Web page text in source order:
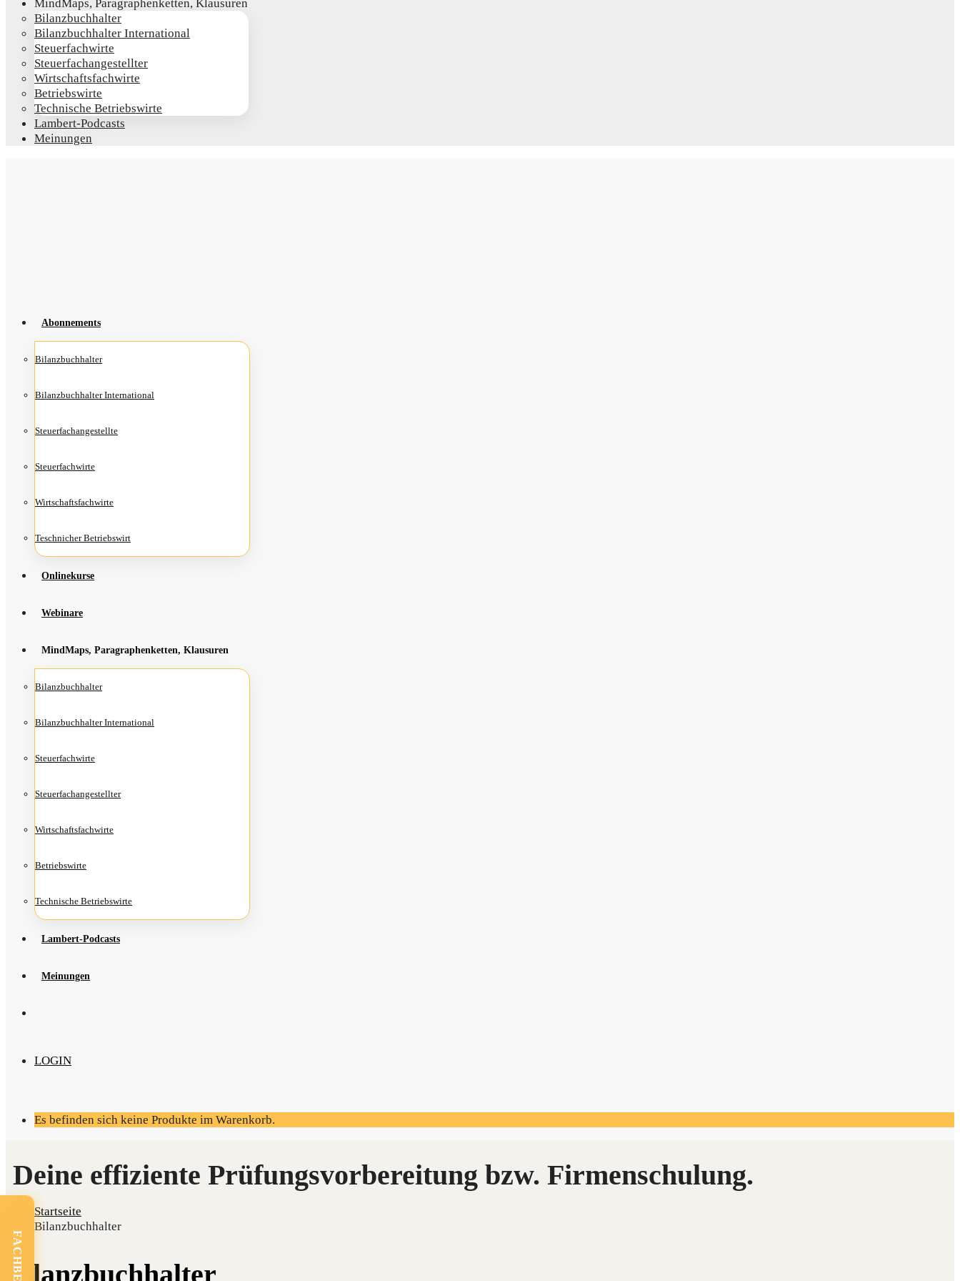
Mind­Maps, Para­gra­phen­ket­ten, Klausuren
Bilanz­buch­hal­ter
Bilanz­buch­hal­ter International
Steu­er­fach­wir­te
Steu­er­fach­an­ge­stell­ter
Wirt­schafts­fach­wir­te
Betriebs­wir­te
Tech­ni­sche Betriebswirte
Lam­­bert-Pod­­casts
Mei­nun­gen
Abon­ne­ments
Bilanz­buch­hal­ter
Bilanz­buch­hal­ter International
Steu­er­fach­an­ge­stell­te
Steu­er­fach­wir­te
Wirt­schafts­fach­wir­te
Teschni­cher Betriebswirt
Online­kur­se
Web­i­na­re
Mind­Maps, Para­gra­phen­ket­ten, Klausuren
Bilanz­buch­hal­ter
Bilanz­buch­hal­ter International
Steu­er­fach­wir­te
Steu­er­fach­an­ge­stell­ter
Wirt­schafts­fach­wir­te
Betriebs­wir­te
Tech­ni­sche Betriebswirte
Lam­­bert-Pod­­casts
Mei­nun­gen
LOGIN
Es befinden sich keine Produkte im Warenkorb.
Startseite
Bilanzbuchhalter
Bilanz­buch­hal­ter